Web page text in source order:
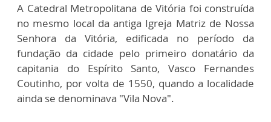
A Catedral Metropolitana de Vitória foi construída
no mesmo local da antiga Igreja Matriz de Nossa
Senhora da Vitória, edificada no período da
fundação da cidade pelo primeiro donatário da
capitania do Espírito Santo, Vasco Fernandes
Coutinho, por volta de 1550, quando a localidade
ainda se denominava "Vila Nova".